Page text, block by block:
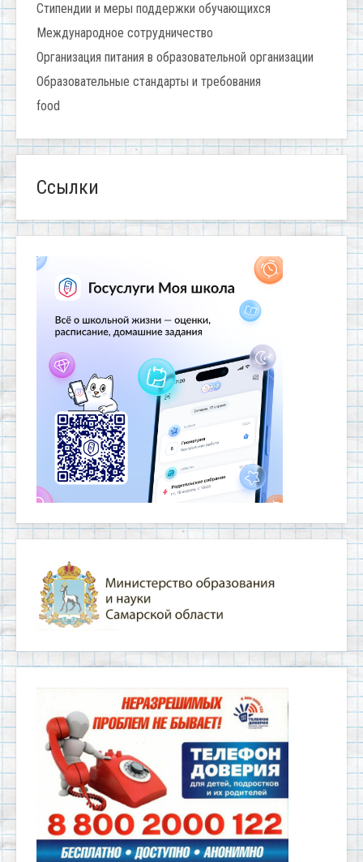
Стипендии и меры поддержки обучающихся
Международное сотрудничество
Организация питания в образовательной организации
Образовательные стандарты и требования
food
Ссылки